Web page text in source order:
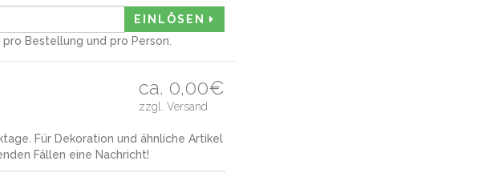
EINLÖSEN
Bestellung und pro Person.
ca. 0,00€
zzgl. Versand
Für Dekoration und ähnliche Artikel
Fällen eine Nachricht!